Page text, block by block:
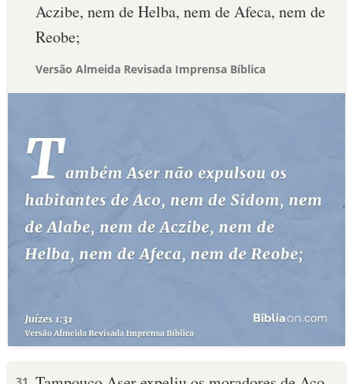
Aczibe, nem de Helba, nem de Afeca, nem de
Reobe;
Versão Almeida Revisada Imprensa Bíblica